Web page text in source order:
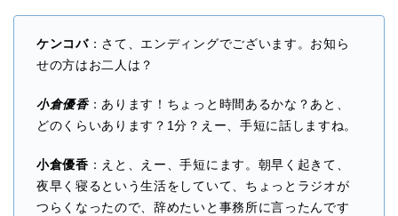
ケンコバ：さて、エンディングでございます。お知ら
せの方はお二人は？
小倉優香：あります！ちょっと時間あるかな？あと、
どのくらいあります？1分？えー、手短に話しますね。
小倉優香 ：えと、えー、手短にます。朝早く起きて、
夜早く寝るという生活をしていて、ちょっとラジオが
つらくなったので、辞めたいと事務所に言ったんです